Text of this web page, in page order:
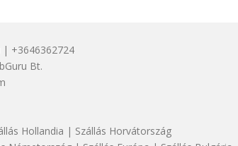
| +3646362724
Bt.
Hollandia | Szállás Horvátország